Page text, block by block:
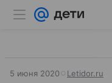
5 июня 2020 Letidor.ru